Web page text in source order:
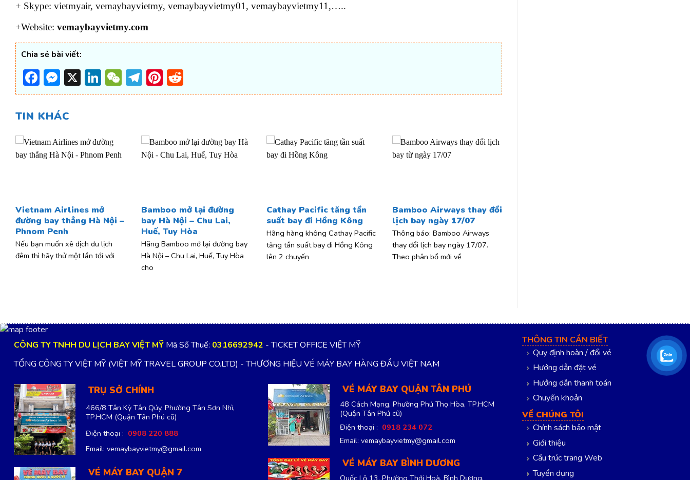
+ Skype: vietmyair, vemaybayvietmy, vemaybayvietmy01, vemaybayvietmy11,…..
+Website: vemaybayvietmy.com
Chia sẻ bài viết:
Facebook
Messenger
X LinkedIn
WeChat
Telegram
Pinterest
TIN KHÁC
Vietnam Airlines mở
đường bay thẳng Hà Nội –
Phnom Penh
Nếu bạn muốn xê dịch du lịch
đêm thì hãy thử một lần tới với
Bamboo mở lại đường
bay Hà Nội – Chu Lai,
Huế, Tuy Hòa
Hãng Bamboo mở lại đường bay
Hà Nội – Chu Lai, Huế, Tuy Hòa
cho
Cathay Pacific tăng tần
suất bay đi Hồng Kông
Hãng hàng không Cathay Pacific
tăng tần suất bay đi Hồng Kông
lên 2 chuyến
Bamboo Airways thay đổi
lịch bay ngày 17/07
Thông báo: Bamboo Airways
thay đổi lịch bay ngày 17/07.
Theo phân bổ mới về
CÔNG TY TNHH DU LỊCH BAY VIỆT MỸ Mã Số Thuế: 0316692942 - TICKET OFFICE VIỆT MỸ
TỔNG CÔNG TY VIỆT MỸ (VIỆT MỸ TRAVEL GROUP CO.LTD) - THƯƠNG HIỆU VÉ MÁY BAY HÀNG ĐẦU VIỆT NAM
TRỤ SỞ CHÍNH
466/8 Tân Kỳ Tân Qúy, Phường Tân Sơn Nhì,
TP.HCM (Quận Tân Phú cũ)
Điện thoại : 0908 220 888
Email: vemaybayvietmy@gmail.com
VÉ MÁY BAY QUẬN 7
VÉ MÁY BAY QUẬN TÂN PHÚ
48 Cách Mạng, Phường Phú Thọ Hòa, TP.HCM
(Quận Tân Phú cũ)
Điện thoại : 0918 234 072
Email: vemaybayvietmy@gmail.com
VÉ MÁY BAY BÌNH DƯƠNG
Quốc Lộ 13, Phường Thới Hoà, Bình Dương,
THÔNG TIN CẦN BIẾT
Quy định hoàn / đổi vé
Hướng dẫn đặt vé
Hướng dẫn thanh toán
Chuyển khoản
VỀ CHÚNG TÔI
Chính sách bảo mật
Giới thiệu
Cấu trúc trang Web
Tuyển dụng